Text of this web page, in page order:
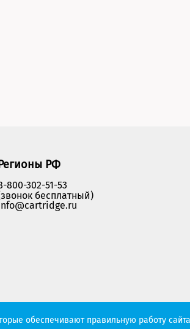
РФ
800-302-51-53
бесплатный)
Политика конфиденциальности
обеспечивают правильную работу